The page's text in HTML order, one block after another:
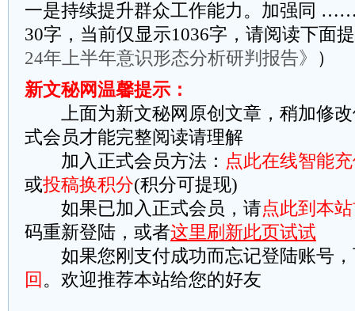
一是持续提升群众工作能力。加强同
30字，当前仅显示1036字，请阅读下面
24年上半年意识形态分析研判报告》
）
新文秘网温馨提示：
上面为新文秘网原创文章，稍加修改
式会员才能完整阅读请理解
加入正式会员方法： 点此在线智能
或投稿换积分(积分可提现)
如果已加入正式会员，请点此到本
码重新登陆，或者这里刷新此页试试
如果您刚支付成功而忘记登陆账号，
回 。欢迎推荐本站给您的好友